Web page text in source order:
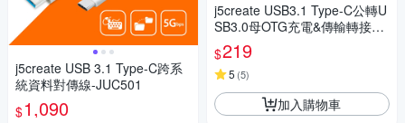
j5create USB 3.1 Type-C跨系
統資料對傳線-JUC501
$1,090
j5create USB3.1 Type-C公轉U
SB3.0母OTG充電&傳輸轉接頭-
JUCX15
$219
5 (5)
加入購物車